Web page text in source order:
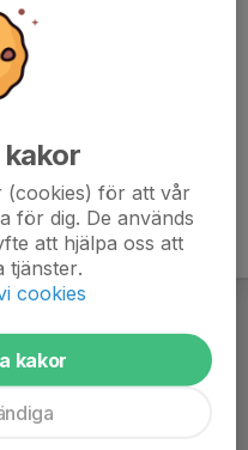
kakor
(cookies) för att vår
för dig. De används
att hjälpa oss att
tjänster.
cookies
kakor